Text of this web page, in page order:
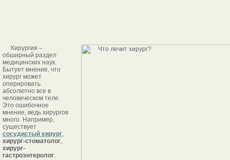
Хирургия –
обширный раздел
медицинских наук.
Бытует мнение, что
хирург может
оперировать
абсолютно все в
человеческом теле.
Это ошибочное
мнение, ведь хирургов
много. Например,
существует
сосудистый хирург,
хирург-стоматолог,
хирург-
гастроэнтеролог.